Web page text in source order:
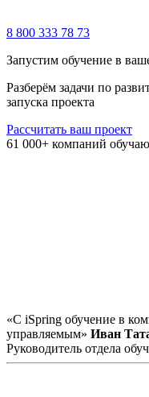
8 800 333 78 73
Запустим обучение в
Разберём задачи по
запуска проекта
Рассчитать ваш проект
61 000+ компаний
«С iSpring обучение в
управляемым» Иван
Руководитель отдела